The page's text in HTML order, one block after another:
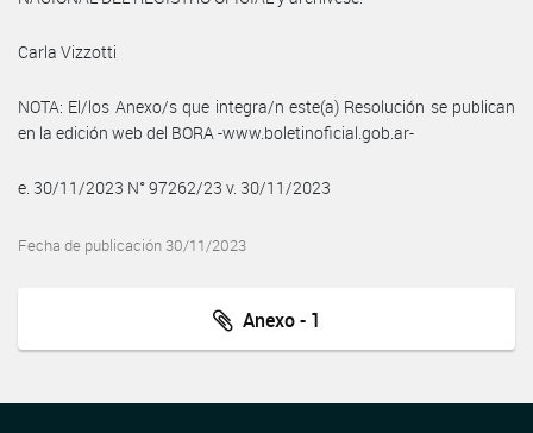
Carla Vizzotti
NOTA: El/los Anexo/s que integra/n este(a) Resolución se publican
en la edición web del BORA -www.boletinoficial.gob.ar-
e. 30/11/2023 N° 97262/23 v. 30/11/2023
Fecha de publicación 30/11/2023
Anexo - 1